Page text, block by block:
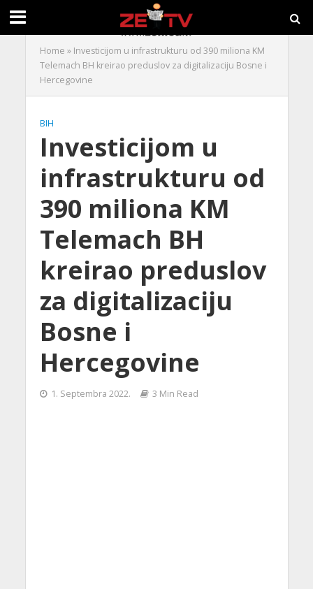
Home » Investicijom u infrastrukturu od 390 miliona KM
Telemach BH kreirao preduslov za digitalizaciju Bosne i
Hercegovine
BIH
Investicijom u
infrastrukturu od
390 miliona KM
Telemach BH
kreirao preduslov
za digitalizaciju
Bosne i
Hercegovine
1. Septembra 2022. 3 Min Read